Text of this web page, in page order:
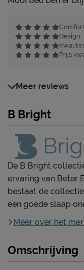
Comfort
Design
Prijs
Meer reviews
B Bright
De B Bright
ervaring van Beter
bestaat de
een goede slaap
Meer over het
Omschrijving